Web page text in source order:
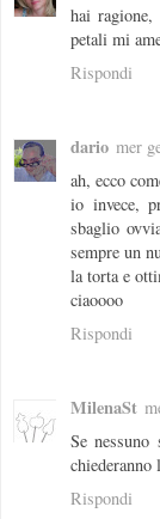
hai
petali mi
Rispondi
dario mer
ah, ecco
io invece,
sbaglio
sempre un
la torta e
ciaoooo
Rispondi
MilenaSt
Se
chiederanno
Rispondi